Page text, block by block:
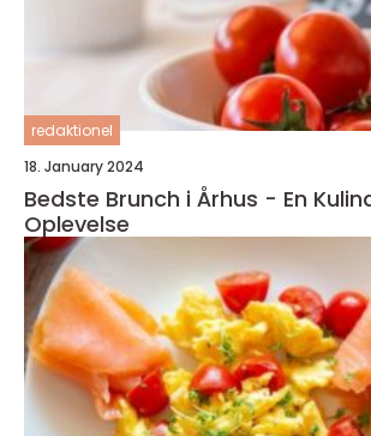
redaktionel
18. January 2024
Bedste Brunch i Århus - En
Oplevelse